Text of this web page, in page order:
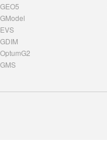
GEO5
GModel
EVS
GDIM
OptumG2
GMS